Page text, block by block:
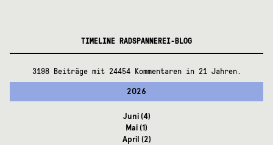
TIMELINE RADSPANNEREI-BLOG
3198 Beiträge mit 24454 Kommentaren in 21 Jahren.
2026
Juni(4)
Mai(1)
April (2)